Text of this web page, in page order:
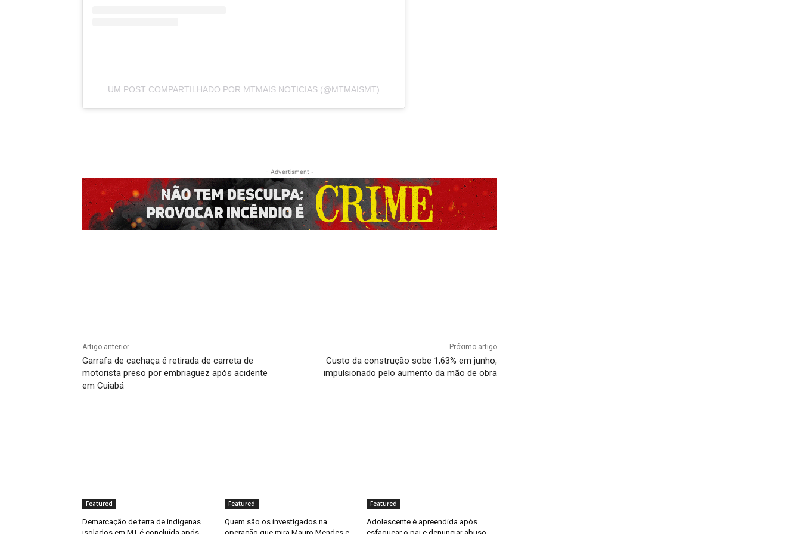
UM POST COMPARTILHADO POR MTMAIS NOTICIAS (@MTMAISMT)
- Advertisment -
Artigo anterior
Garrafa de cachaça é retirada de carreta de
motorista preso por embriaguez após acidente
em Cuiabá
Próximo artigo
Custo da construção sobe 1,63% em junho,
impulsionado pelo aumento da mão de obra
Featured
Demarcação de terra de indígenas
Featured
Quem são os investigados na
Featured
Adolescente é apreendida após